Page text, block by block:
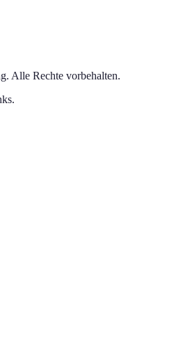
. Alle Rechte vorbehalten.